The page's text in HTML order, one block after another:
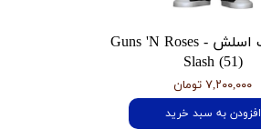
فانکو پاپ اسلش Guns 'N Roses -
Slash (51)
۷,۲۰۰,۰۰۰ تومان
افزودن به سبد خرید